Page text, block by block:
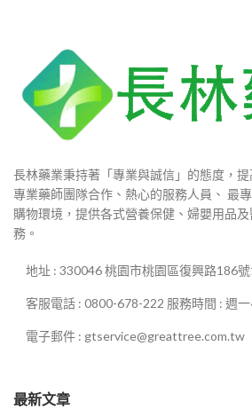
長林藥業秉持著「專業與誠信」的態度，
專業藥師團隊合作、熱心的服務人員、 最
購物環境，提供各式營養保健、婦嬰用品
務。
地址 : 330046 桃園市桃園區復興路186
客服電話 : 0800-678-222 服務時間 : 週
電子郵件 : gtservice@greattree.com.tw
最新文章